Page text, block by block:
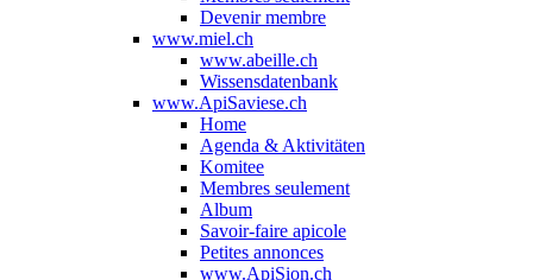
Devenir membre
www.miel.ch
www.abeille.ch
Wissensdatenbank
www.ApiSaviese.ch
Home
Agenda & Aktivitäten
Komitee
Membres seulement
Album
Savoir-faire apicole
Petites annonces
www.ApiSion.ch